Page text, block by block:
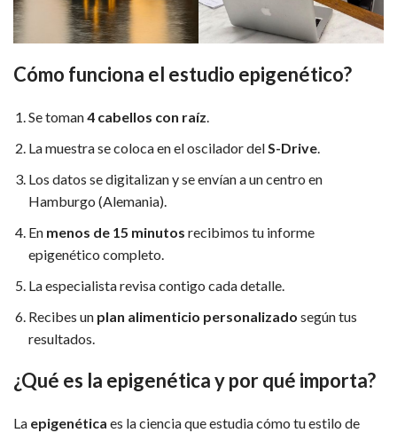
Cómo funciona el estudio epigenético?
Se toman4 cabellos con raíz.
La muestra se coloca en el oscilador delS-Drive.
Los datos se digitalizan y se envían a un centro en
Hamburgo (Alemania).
En menos de 15 minutos recibimos tu informe
epigenético completo.
La especialista revisa contigo cada detalle.
Recibes un plan alimenticio personalizado según tus
resultados.
¿Qué es la epigenética y por qué importa?
La epigenética es la ciencia que estudia cómo tu estilo de